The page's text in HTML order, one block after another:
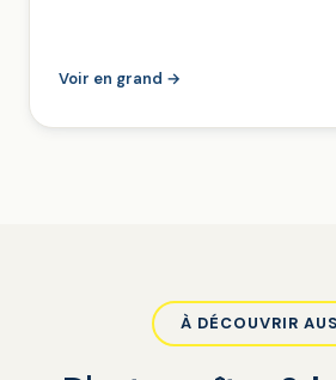
Voir en grand →
À DÉCOUVRIR